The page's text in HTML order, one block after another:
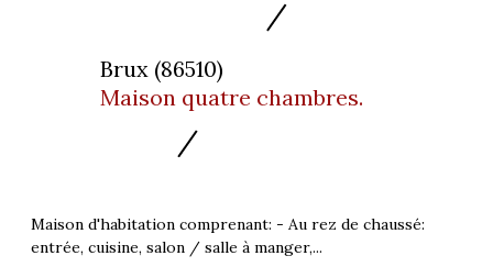
Brux (86510)
Maison quatre chambres.
Maison d'habitation comprenant: - Au rez de chaussé:
entrée, cuisine, salon / salle à manger,...